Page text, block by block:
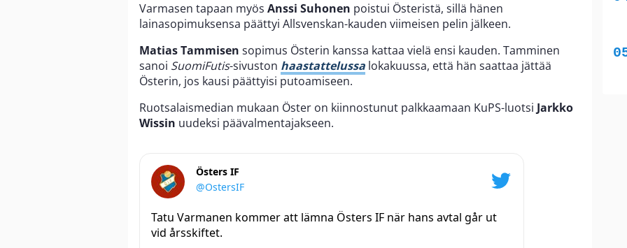
Varmasen tapaan myös Anssi Suhonen poistui Österistä, sillä hänen
lainasopimuksensa päättyi Allsvenskan-kauden viimeisen pelin jälkeen.
Matias Tammisen sopimus Österin kanssa kattaa vielä ensi kauden. Tamminen
sanoi SuomiFutis-sivuston haastattelussa lokakuussa, että hän saattaa jättää
Österin, jos kausi päättyisi putoamiseen.
Ruotsalaismedian mukaan Öster on kiinnostunut palkkaamaan KuPS-luotsi Jarkko
Wissin uudeksi päävalmentajakseen.
Östers IF
@OstersIF
Tatu Varmanen kommer att lämna Östers IF när hans avtal går ut
vid årsskiftet.